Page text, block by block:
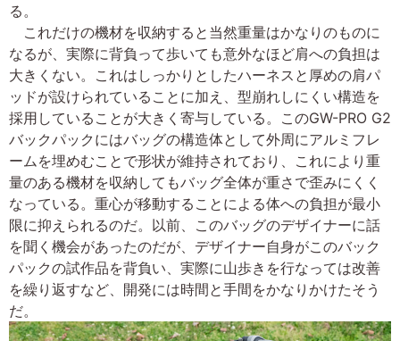
る。
これだけの機材を収納すると当然重量はかなりのものに
なるが、実際に背負って歩いても意外なほど肩への負担は
大きくない。これはしっかりとしたハーネスと厚めの肩パ
ッドが設けられていることに加え、型崩れしにくい構造を
採用していることが大きく寄与している。このGW-PRO G2
バックパックにはバッグの構造体として外周にアルミフレ
ームを埋めむことで形状が維持されており、これにより重
量のある機材を収納してもバッグ全体が重さで歪みにくく
なっている。重心が移動することによる体への負担が最小
限に抑えられるのだ。以前、このバッグのデザイナーに話
を聞く機会があったのだが、デザイナー自身がこのバック
パックの試作品を背負い、実際に山歩きを行なっては改善
を繰り返すなど、開発には時間と手間をかなりかけたそう
だ。